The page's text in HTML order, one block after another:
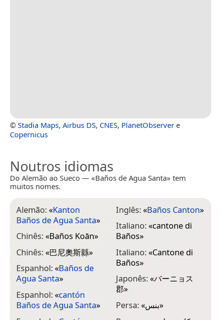
© Stadia Maps, Airbus DS, CNES, PlanetObserver e
Copernicus
Noutros idiomas
Do Alemão ao Sueco — «Baños de Agua Santa» tem
muitos nomes.
Alemão:«Kanton
Baños de Agua Santa»
Chinês:«Baños Koān»
Chinês:«巴尼奧斯縣»
Espanhol:«Baños de
Agua Santa»
Espanhol:«cantón
Baños de Agua Santa»
Inglês:«Baños Canton»
Italiano:«cantone di
Baños»
Italiano:«Cantone di
Baños»
Japonês:«バーニョス
郡»
Persa:«بنس»